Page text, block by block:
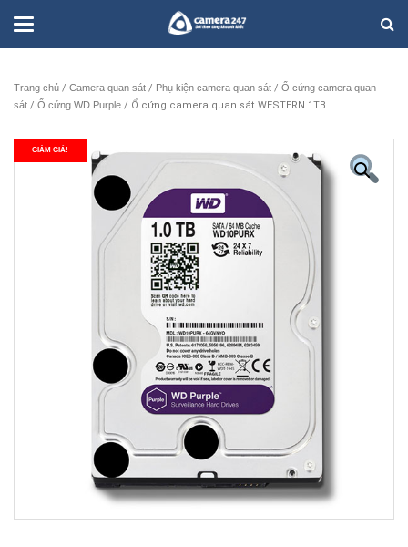
Trang chủ / Camera quan sát / Phụ kiện camera quan sát / Ổ cứng camera quan
sát / Ổ cứng WD Purple / Ổ cứng camera quan sát WESTERN 1TB
GIẢM GIÁ!